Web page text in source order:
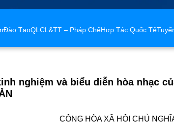
Đào TạoQLCL&TT – Pháp ChếHợp Tác Quốc Tế
nghiệm và biểu diễn hòa nhạc
CỘNG HÒA XÃ HỘI CHỦ